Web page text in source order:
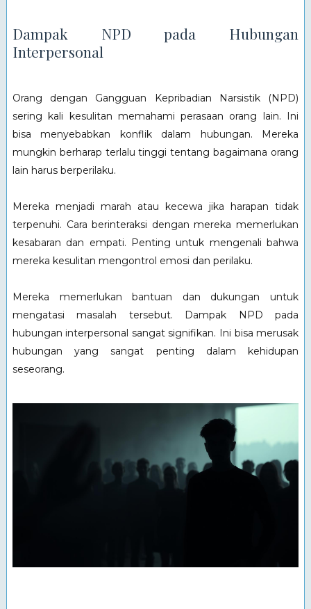
Dampak NPD pada Hubungan
Interpersonal
Orang dengan Gangguan Kepribadian Narsistik (NPD)
sering kali kesulitan memahami perasaan orang lain. Ini
bisa menyebabkan konflik dalam hubungan. Mereka
mungkin berharap terlalu tinggi tentang bagaimana orang
lain harus berperilaku.
Mereka menjadi marah atau kecewa jika harapan tidak
terpenuhi. Cara berinteraksi dengan mereka memerlukan
kesabaran dan empati. Penting untuk mengenali bahwa
mereka kesulitan mengontrol emosi dan perilaku.
Mereka memerlukan bantuan dan dukungan untuk
mengatasi masalah tersebut. Dampak NPD pada
hubungan interpersonal sangat signifikan. Ini bisa merusak
hubungan yang sangat penting dalam kehidupan
seseorang.